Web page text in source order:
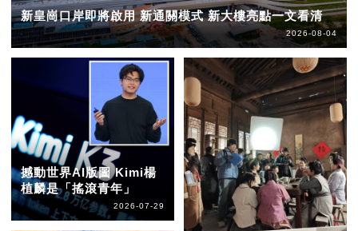
新皇崗口岸即將啟用 新通關模式 新大樓亮點一文看清
2026-08-04
撼動世界AI版圖 Kimi楊
植麟是「搖滾青年」
2026-07-29